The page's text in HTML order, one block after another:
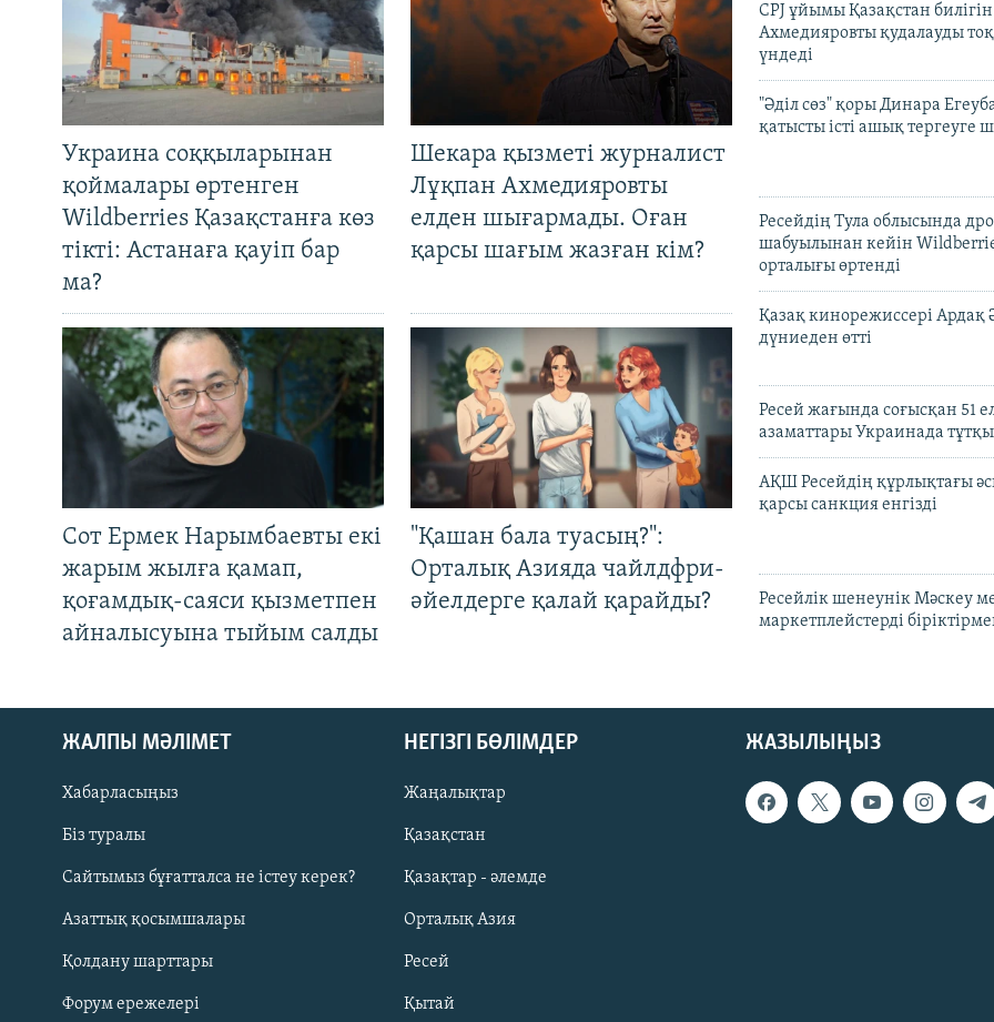
Русский
ЖАЗЫЛЫҢЫЗ
Украина соққыларынан
қоймалары өртенген
Wildberries Қазақстанға көз
тікті: Астанаға қауіп бар
ма?
Шекара қызметі журналист
Лұқпан Ахмедияровты
елден шығармады. Оған
қарсы шағым жазған кім?
Сот Ермек Нарымбаевты екі
жарым жылға қамап,
қоғамдық-саяси қызметпен
айналысуына тыйым салды
"Қашан бала туасың?":
Орталық Азияда чайлдфри-
әйелдерге қалай қарайды?
CPJ ұйымы Қазақстан
Ахмедияровты қудалауды
үндеді
"Әділ сөз" қоры Динара
қатысты істі ашық тергеуге
Ресейдің Тула облысында
шабуылынан кейін
орталығы өртенді
Қазақ кинорежиссері Ардақ
дүниеден өтті
Ресей жағында соғысқан 51
азаматтары Украинада
АҚШ Ресейдің құрлықтағы
қарсы санкция енгізді
Ресейлік шенеунік Мәскеу
маркетплейстерді
ЖАЗЫЛЫҢЫЗ
ЖАЛПЫ МӘЛІМЕТ
Хабарласыңыз
Біз туралы
Сайтымыз бұғатталса не істеу керек?
Азаттық қосымшалары
Қолдану шарттары
Форум ережелері
НЕГІЗГІ БӨЛІМДЕР
Жаңалықтар
Қазақстан
Қазақтар - әлемде
Орталық Азия
Ресей
Қытай